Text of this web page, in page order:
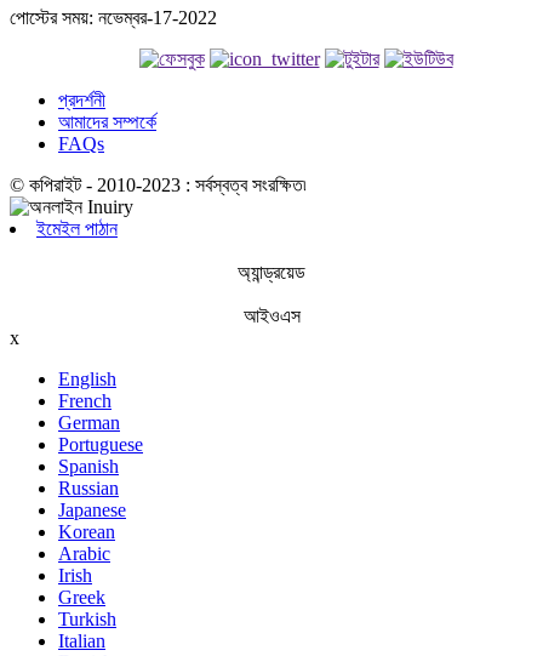
পোস্টের সময়: নভেম্বর-17-2022
প্রদর্শনী
আমাদের সম্পর্কে
FAQs
© কপিরাইট - 2010-2023 : সর্বস্বত্ব সংরক্ষিত৷
ইমেইল পাঠান
অ্যান্ড্রয়েড
আইওএস
x
English
French
German
Portuguese
Spanish
Russian
Japanese
Korean
Arabic
Irish
Greek
Turkish
Italian